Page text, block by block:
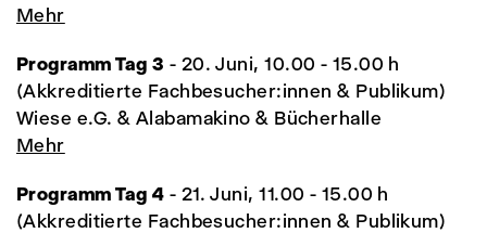
Mehr
Programm Tag 3 - 20. Juni, 10.00 - 15.00 h
(Akkreditierte Fachbesucher:innen & Publikum)
Wiese e.G. & Alabamakino & Bücherhalle
Mehr
Programm Tag 4 - 21. Juni, 11.00 - 15.00 h
(Akkreditierte Fachbesucher:innen & Publikum)